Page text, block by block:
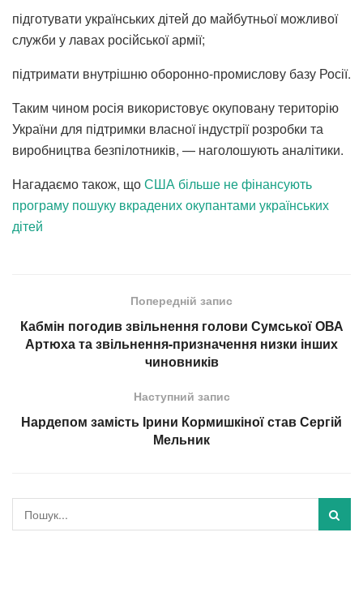
підготувати українських дітей до майбутньої можливої
служби у лавах російської армії;
підтримати внутрішню оборонно-промислову базу Росії.
Таким чином росія використовує окуповану територію
України для підтримки власної індустрії розробки та
виробництва безпілотників, — наголошують аналітики.
Нагадаємо також, щоСША більше не фінансують
програму пошуку вкрадених окупантами українських
дітей
Попередній запис
Кабмін погодив звільнення голови Сумської ОВА
Артюха та звільнення-призначення низки інших
чиновників
Наступний запис
Нардепом замість Ірини Кормишкіної став Сергій
Мельник